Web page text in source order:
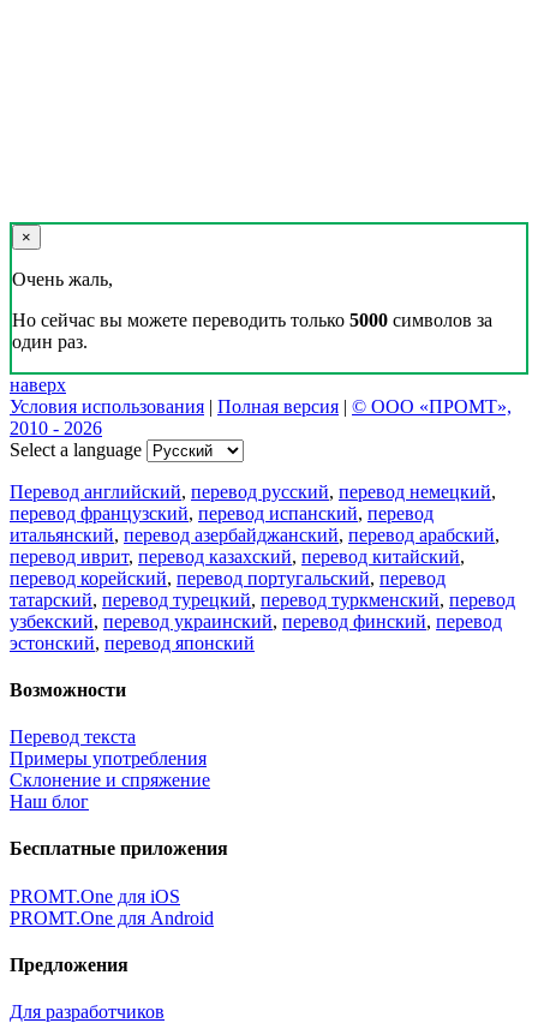
×
Очень жаль,
Но сейчас вы можете переводить только 5000 символов за
один раз.
наверх
Условия использования | Полная версия | © ООО «ПРОМТ»,
2010 - 2026
Select a language
Перевод английский, перевод русский, перевод немецкий,
перевод французский, перевод испанский, перевод
итальянский, перевод азербайджанский, перевод арабский,
перевод иврит, перевод казахский, перевод китайский,
перевод корейский, перевод португальский, перевод
татарский, перевод турецкий, перевод туркменский, перевод
узбекский, перевод украинский, перевод финский, перевод
эстонский, перевод японский
Возможности
Перевод текста
Примеры употребления
Склонение и спряжение
Наш блог
Бесплатные приложения
PROMT.One для iOS
PROMT.One для Android
Предложения
Для разработчиков